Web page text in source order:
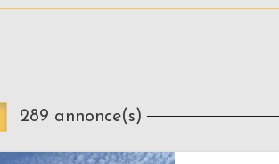
289 annonce(s)